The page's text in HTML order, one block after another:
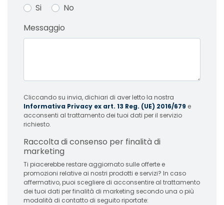
Si
No
Messaggio
Cliccando su invia, dichiari di aver letto la nostra
Informativa Privacy ex art. 13 Reg. (UE) 2016/679 e
acconsenti al trattamento dei tuoi dati per il servizio
richiesto.
Raccolta di consenso per finalità di
marketing
Ti piacerebbe restare aggiornato sulle offerte e
promozioni relative ai nostri prodotti e servizi? In caso
affermativo, puoi scegliere di acconsentire al trattamento
dei tuoi dati per finalità di marketing secondo una o più
modalità di contatto di seguito riportate: